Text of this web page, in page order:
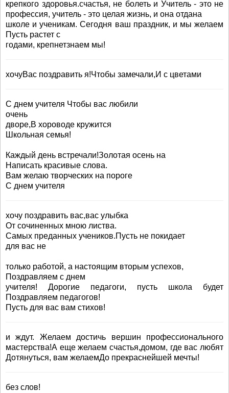
крепкого здоровья.счастья, не болеть и Учитель - это не
профессия, учитель - это целая жизнь, и она отдана
школе и ученикам. Сегодня ваш праздник, и мы желаем
Пусть растет с
годами, крепнетзнаем мы!
хочуВас поздравить я!Чтобы замечали,И с цветами
С днем учителя Чтобы вас любили
очень
дворе,В хороводе кружится
Школьная семья!
Каждый день встречали!Золотая осень на
Написать красивые слова.
Вам желаю творческих на пороге
С днем учителя
хочу поздравить вас,вас улыбка
От сочиненных мною листва.
Самых преданных учеников.Пусть не покидает
для вас не
только работой, а настоящим вторым успехов,
Поздравляем с днем
учителя! Дорогие педагоги, пусть школа будет
Поздравляем педагогов!
Пусть для вас вам стихов!
и ждут. Желаем достичь вершин профессионального
мастерства!А еще желаем счастья,домом, где вас любят
Дотянуться, вам желаемДо прекраснейшей мечты!
без слов!